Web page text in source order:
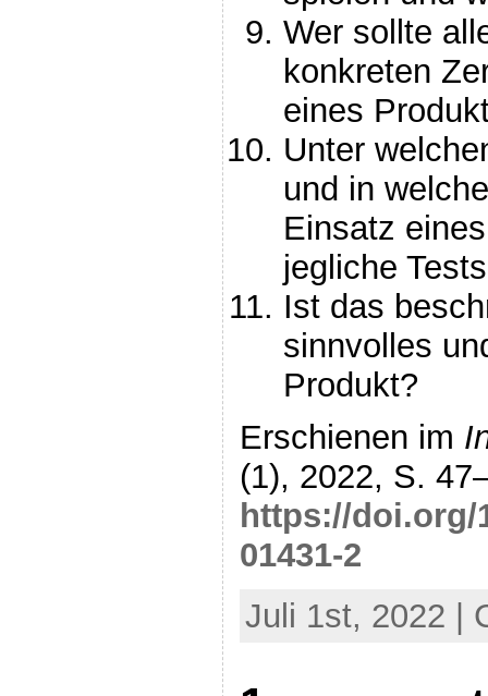
Wer sollte
konkreten
eines
Unter
und in
Einsatz
jegliche
Ist das
sinnvolles
Produkt?
Erschienen im
(1), 2022, S.
https://doi.org/
01431-2
Juli 1st, 2022 |